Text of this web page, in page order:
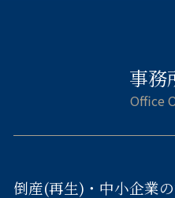
事務
倒産(再生)・中小企業